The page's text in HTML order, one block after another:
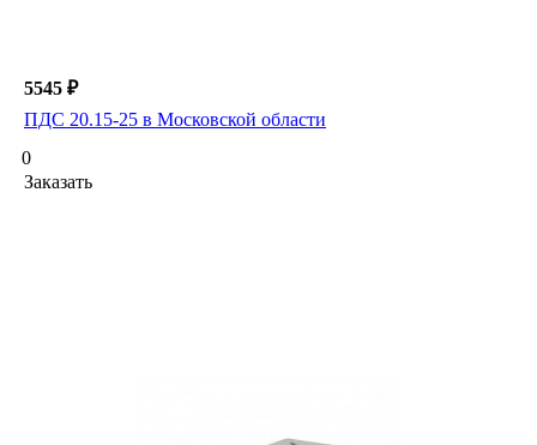
5545 ₽
ПДС 20.15-25 в Московской области
0
Заказать